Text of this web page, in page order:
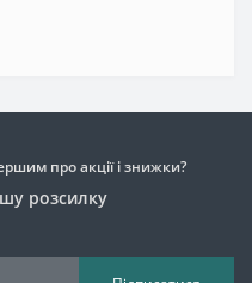
про акції і знижки?
розсилку